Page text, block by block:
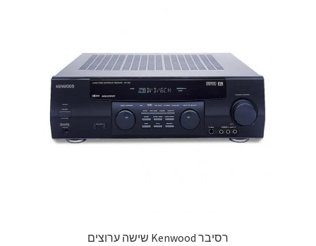
רסיבר Kenwood שישה ערוצים